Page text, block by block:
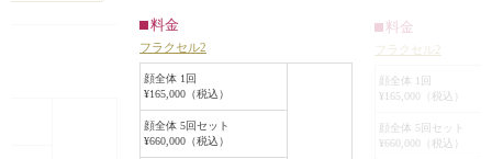
いただく施術の1つです。出力や照
射密度をきめ細かく設定できるの
で、患者様お一人おひとりの皮膚の
状態、お悩みに合わせて照射を行い
ます。
料金
フラクセル2
顔全体 1回
¥165,000（税込）
顔全体 5回セット
¥660,000（税込）
フラクセル2は出力
いほど効果が出や
その分、少し赤く
タイムも長くなり
質やお仕事などの
な出力で施術しま
料金
フラクセル2
顔全体 1回
¥165,000（税込）
顔全体 5回セット
¥660,000（税込）